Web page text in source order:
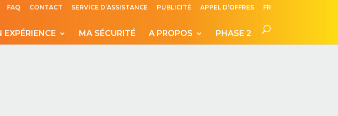
FAQ CONTACT SERVICE D’ASSISTANCE PUBLICITÉ APPEL D’OFFRES FR
EXPÉRIENCE MA SÉCURITÉ A PROPOS PHASE 2